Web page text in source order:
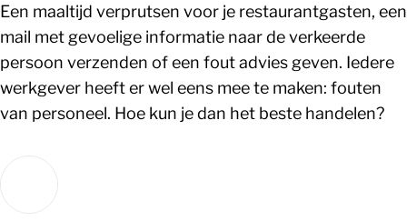
Een maaltijd verprutsen voor je restaurantgasten, een
mail met gevoelige informatie naar de verkeerde
persoon verzenden of een fout advies geven. Iedere
werkgever heeft er wel eens mee te maken: fouten
van personeel. Hoe kun je dan het beste handelen?